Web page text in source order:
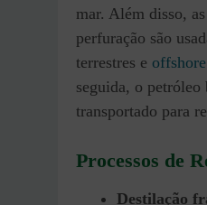
mar. Além disso,
perfuração são
terrestres e offshore
seguida, o petróleo
transportado para
Processos de
Destilação